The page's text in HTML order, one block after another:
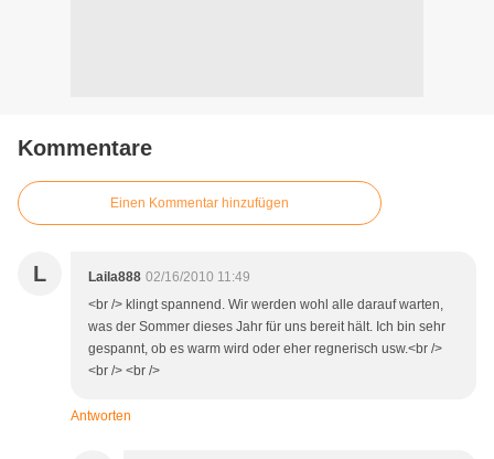
Kommentare
Einen Kommentar hinzufügen
L Laila888 02/16/2010 11:49
<br /> klingt spannend. Wir werden wohl alle darauf warten,
was der Sommer dieses Jahr für uns bereit hält. Ich bin sehr
gespannt, ob es warm wird oder eher regnerisch usw.<br />
<br /> <br />
Antworten